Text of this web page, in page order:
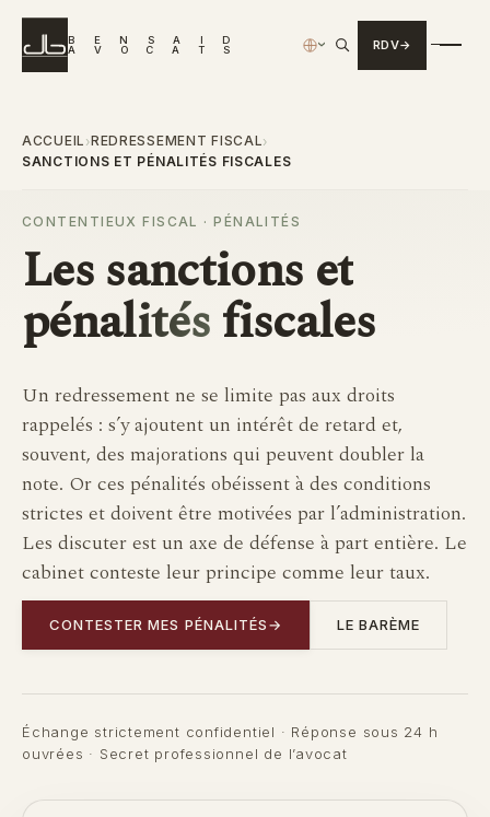
B E N S A I
D
A
V O C A T S › RDV
ACCUEIL ›REDRESSEMENT FISCAL›
SANCTIONS ET PÉNALITÉS FISCALES
CONTENTIEUX FISCAL · PÉNALITÉS
Lessanctions et
pénalitésfiscales
Un redressement ne se limite pas aux droits
rappelés : s’y ajoutent un intérêt de retard et,
souvent, des majorations qui peuvent doubler la
note. Or ces pénalités obéissent à des conditions
strictes et doivent être motivées par l’administration.
Les discuter est un axe de défense à part entière. Le
cabinet conteste leur principe comme leur taux.
CONTESTER MES PÉNALITÉS→ LE BARÈME
Échange strictement confidentiel · Réponse sous 24 h
ouvrées · Secret professionnel de l’avocat